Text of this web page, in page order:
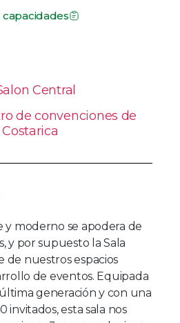
y moderno se apodera de
y por supuesto la Sala
de nuestros espacios
de eventos. Equipada
generación y con una
invitados, esta sala nos